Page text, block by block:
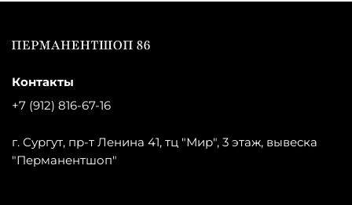
Контакты
+7 (912) 816-67-16
г. Сургут, пр-т Ленина 41, тц "Мир", 3 этаж, вывеска
"Перманентшоп"